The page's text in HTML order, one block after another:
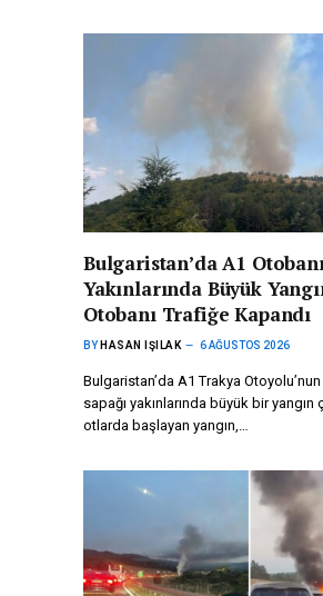
Bulgaristan’da A1
Yakınlarında Büyük
Otobanı Trafiğe Kapandı
BY HASAN IŞILAK 6 AĞUSTOS 2026
Bulgaristan’da A1 Trakya
sapağı yakınlarında büyük bir yangın
otlarda başlayan yangın,…